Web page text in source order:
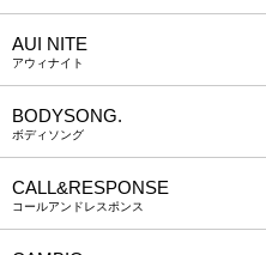
AUI NITE
アウィナイト
BODYSONG.
ボディソング
CALL&RESPONSE
コールアンドレスポンス